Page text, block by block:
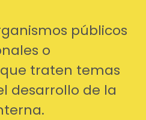
públicos
o
traten temas
desarrollo de la